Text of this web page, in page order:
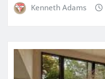
Kenneth Adams